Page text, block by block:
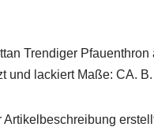
Trendiger
und lackiert Maße: CA.
Artikelbeschreibung